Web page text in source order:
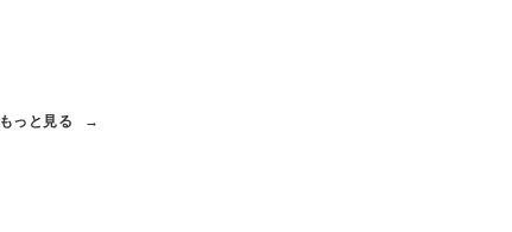
もっと見る